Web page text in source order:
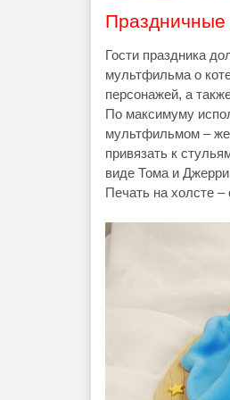
Гости праздника
мультфильма о
персонажей, а
По максимуму
мультфильмом –
привязать к
виде Тома и
Печать на холсте